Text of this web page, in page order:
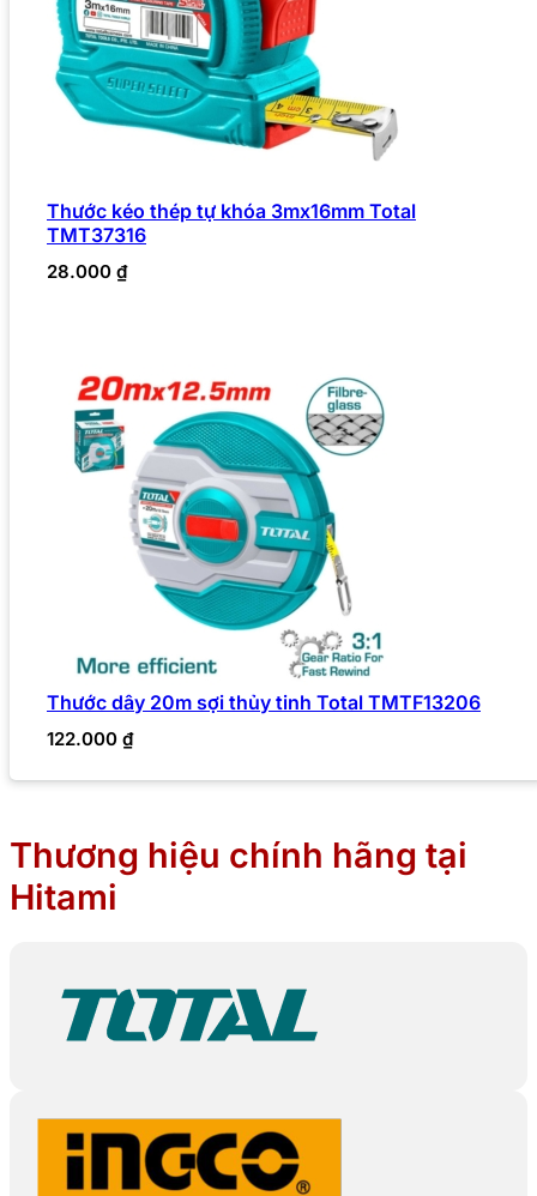
Thước kéo thép tự khóa 3mx16mm Total
TMT37316
28.000 ₫
Thước dây 20m sợi thủy tinh Total TMTF13206
122.000 ₫
Thương hiệu chính hãng tại
Hitami